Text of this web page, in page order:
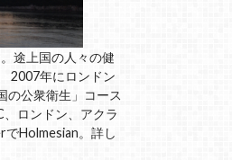
途上国の人々の健
2007年にロンドン
の公衆衛生」コース
ロンドン、アクラ
Holmesian。詳し